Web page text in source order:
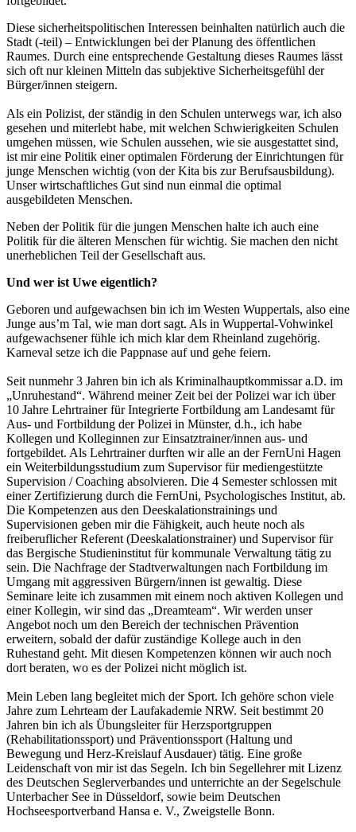
Diese sicherheitspolitischen Interessen beinhalten natürlich auch die
Stadt (-teil) – Entwicklungen bei der Planung des öffentlichen
Raumes. Durch eine entsprechende Gestaltung dieses Raumes lässt
sich oft nur kleinen Mitteln das subjektive Sicherheitsgefühl der
Bürger/innen steigern.
Als ein Polizist, der ständig in den Schulen unterwegs war, ich also
gesehen und miterlebt habe, mit welchen Schwierigkeiten Schulen
umgehen müssen, wie Schulen aussehen, wie sie ausgestattet sind,
ist mir eine Politik einer optimalen Förderung der Einrichtungen für
junge Menschen wichtig (von der Kita bis zur Berufsausbildung).
Unser wirtschaftliches Gut sind nun einmal die optimal
ausgebildeten Menschen.
Neben der Politik für die jungen Menschen halte ich auch eine
Politik für die älteren Menschen für wichtig. Sie machen den nicht
unerheblichen Teil der Gesellschaft aus.
Und wer ist Uwe eigentlich?
Geboren und aufgewachsen bin ich im Westen Wuppertals, also eine
Junge aus’m Tal, wie man dort sagt. Als in Wuppertal-Vohwinkel
aufgewachsener fühle ich mich klar dem Rheinland zugehörig.
Karneval setze ich die Pappnase auf und gehe feiern.
Seit nunmehr 3 Jahren bin ich als Kriminalhauptkommissar a.D. im
„Unruhestand“. Während meiner Zeit bei der Polizei war ich über
10 Jahre Lehrtrainer für Integrierte Fortbildung am Landesamt für
Aus- und Fortbildung der Polizei in Münster, d.h., ich habe
Kollegen und Kolleginnen zur Einsatztrainer/innen aus- und
fortgebildet. Als Lehrtrainer durften wir alle an der FernUni Hagen
ein Weiterbildungsstudium zum Supervisor für mediengestützte
Supervision / Coaching absolvieren. Die 4 Semester schlossen mit
einer Zertifizierung durch die FernUni, Psychologisches Institut, ab.
Die Kompetenzen aus den Deeskalationstrainings und
Supervisionen geben mir die Fähigkeit, auch heute noch als
freiberuflicher Referent (Deeskalationstrainer) und Supervisor für
das Bergische Studieninstitut für kommunale Verwaltung tätig zu
sein. Die Nachfrage der Stadtverwaltungen nach Fortbildung im
Umgang mit aggressiven Bürgern/innen ist gewaltig. Diese
Seminare leite ich zusammen mit einem noch aktiven Kollegen und
einer Kollegin, wir sind das „Dreamteam“. Wir werden unser
Angebot noch um den Bereich der technischen Prävention
erweitern, sobald der dafür zuständige Kollege auch in den
Ruhestand geht. Mit diesen Kompetenzen können wir auch noch
dort beraten, wo es der Polizei nicht möglich ist.
Mein Leben lang begleitet mich der Sport. Ich gehöre schon viele
Jahre zum Lehrteam der Laufakademie NRW. Seit bestimmt 20
Jahren bin ich als Übungsleiter für Herzsportgruppen
(Rehabilitationssport) und Präventionssport (Haltung und
Bewegung und Herz-Kreislauf Ausdauer) tätig. Eine große
Leidenschaft von mir ist das Segeln. Ich bin Segellehrer mit Lizenz
des Deutschen Seglerverbandes und unterrichte an der Segelschule
Unterbacher See in Düsseldorf, sowie beim Deutschen
Hochseesportverband Hansa e. V., Zweigstelle Bonn.